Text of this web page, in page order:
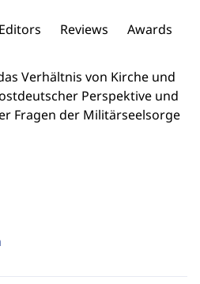
Reviews Awards
Verhältnis von Kirche und
Perspektive und
Fragen der Militärseelsorge